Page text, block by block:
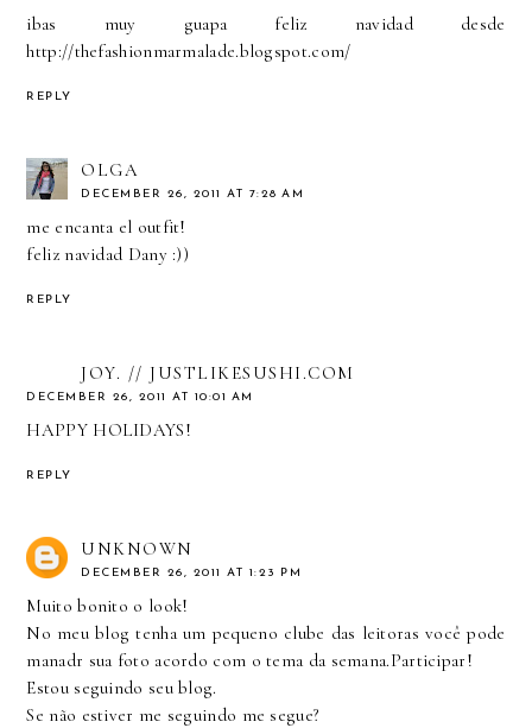
ibas muy guapa feliz navidad desde
http://thefashionmarmalade.blogspot.com/
REPLY
OLGA
DECEMBER 26, 2011 AT 7:28 AM
me encanta el outfit!
feliz navidad Dany :))
REPLY
JOY. // JUSTLIKESUSHI.COM
DECEMBER 26, 2011 AT 10:01 AM
HAPPY HOLIDAYS!
REPLY
UNKNOWN
DECEMBER 26, 2011 AT 1:23 PM
Muito bonito o look!
No meu blog tenha um pequeno clube das leitoras você pode
manadr sua foto acordo com o tema da semana.Participar!
Estou seguindo seu blog.
Se não estiver me seguindo me segue?